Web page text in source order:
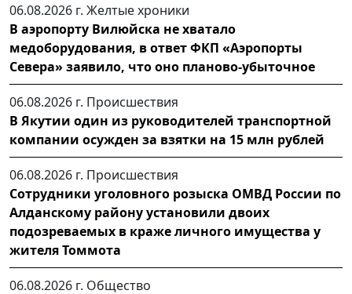
06.08.2026 г. Желтые хроники
В аэропорту Вилюйска не хватало
медоборудования, в ответ ФКП «Аэропорты
Севера» заявило, что оно планово-убыточное
06.08.2026 г. Происшествия
В Якутии один из руководителей транспортной
компании осужден за взятки на 15 млн рублей
06.08.2026 г. Происшествия
Сотрудники уголовного розыска ОМВД России по
Алданскому району установили двоих
подозреваемых в краже личного имущества у
жителя Томмота
06.08.2026 г. Общество